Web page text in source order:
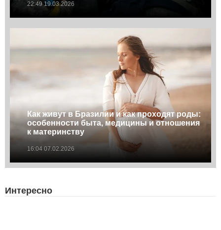
22:49 19.03.2026
Как живут в Бразилии и как проходят роды:
особенности быта, медицины и отношения
к материнству
16:04 07.02.2026
Интересно